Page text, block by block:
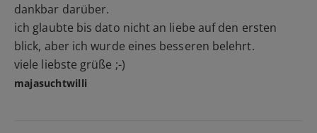
dankbar darüber.
ich glaubte bis dato nicht an liebe auf den ersten
blick, aber ich wurde eines besseren belehrt.
viele liebste grüße ;-)
majasuchtwilli